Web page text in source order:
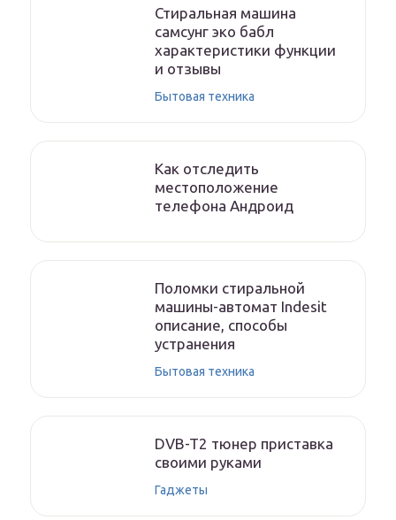
Стиральная машина
самсунг эко бабл
характеристики функции
и отзывы
Бытовая техника
Как отследить
местоположение
телефона Андроид
Поломки стиральной
машины-автомат Indesit
описание, способы
устранения
Бытовая техника
DVB-T2 тюнер приставка
своими руками
Гаджеты